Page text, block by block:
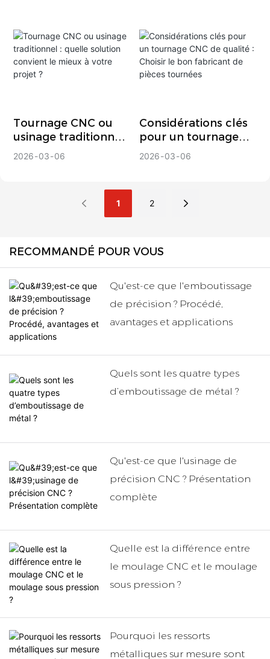
Tournage CNC ou
usinage traditionnel :
quelle solution
2026 03 06
Considérations clés
pour un tournage
CNC de qualité :
2026 03 06
1 2
RECOMMANDÉ POUR VOUS
Qu'est-ce que l'emboutissage
de précision ? Procédé,
avantages et applications
Quels sont les quatre types
d’emboutissage de métal ?
Qu'est-ce que l'usinage de
précision CNC ? Présentation
complète
Quelle est la différence entre
le moulage CNC et le moulage
sous pression ?
Pourquoi les ressorts
métalliques sur mesure sont